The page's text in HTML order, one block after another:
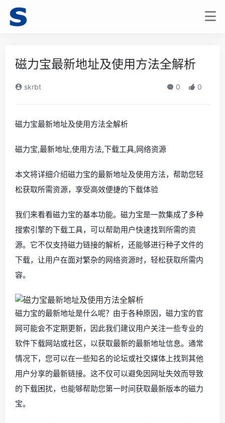
磁力宝最新地址及使用方法全解析
skrbt 0 0
磁力宝最新地址及使用方法全解析
磁力宝,最新地址,使用方法,下载工具,网络资源
本文将详细介绍磁力宝的最新地址及使用方法，帮助您轻
松获取所需资源，享受高效便捷的下载体验
我们来看看磁力宝的基本功能。磁力宝是一款集成了多种
搜索引擎的下载工具，可以帮助用户快速找到所需的资
源。它不仅支持磁力链接的解析，还能够进行种子文件的
下载，让用户在面对繁杂的网络资源时，轻松获取所需内
容。
磁力宝的最新地址是什么呢？由于各种原因，磁力宝的官
网可能会不定期更新，因此我们建议用户关注一些专业的
软件下载网站或社区，以获取最新的最新地址信息。通常
情况下，您可以在一些知名的论坛或社交媒体上找到其他
用户分享的最新链接。这不仅可以避免因网址失效而导致
的下载困扰，也能够帮助您第一时间获取最新版本的磁力
宝。